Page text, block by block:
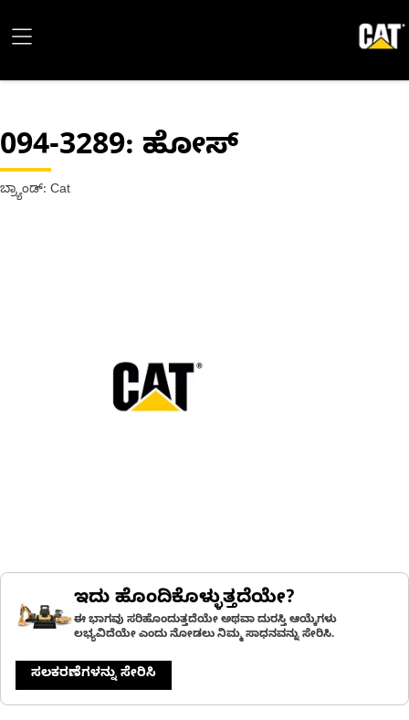
094-3289: ಹೋಸ್
ಬ್ರ್ಯಾಂಡ್: Cat
ಇದು ಹೊಂದಿಕೊಳ್ಳುತ್ತದೆಯೇ?
ಈ ಭಾಗವು ಸರಿಹೊಂದುತ್ತದೆಯೇ ಅಥವಾ ದುರಸ್ತಿ ಆಯ್ಕೆಗಳು
ಲಭ್ಯವಿದೆಯೇ ಎಂದು ನೋಡಲು ನಿಮ್ಮ ಸಾಧನವನ್ನು ಸೇರಿಸಿ.
ಸಲಕರಣೆಗಳನ್ನು ಸೇರಿಸಿ